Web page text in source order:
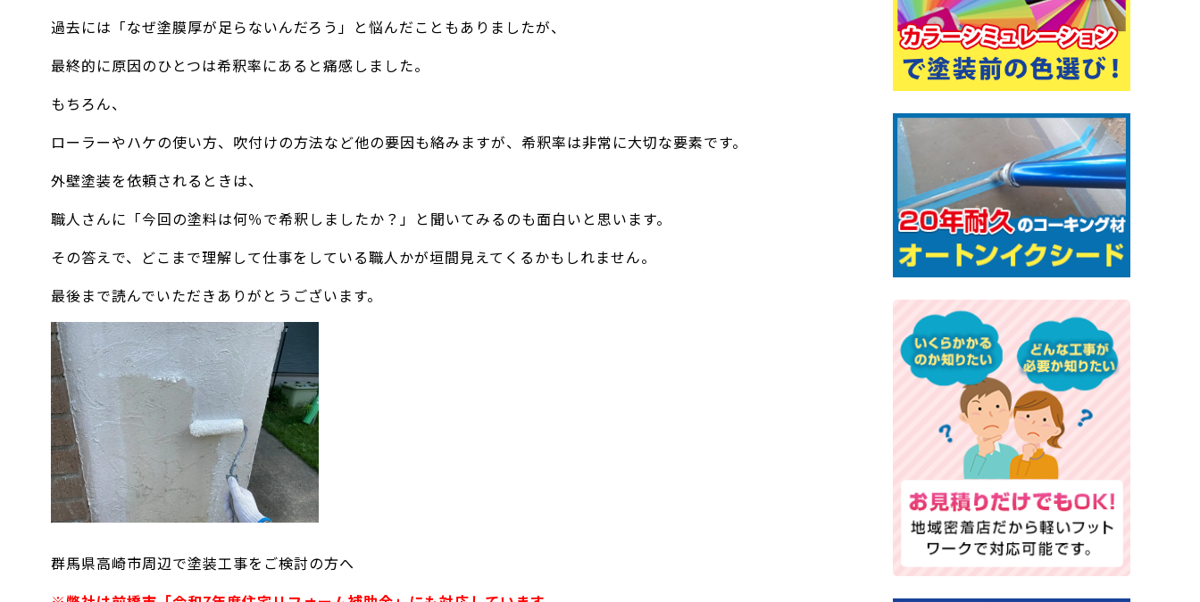
過去には「なぜ塗膜厚が足らないんだろう」と悩んだこともありましたが、
最終的に原因のひとつは希釈率にあると痛感しました。
もちろん、
ローラーやハケの使い方、吹付けの方法など他の要因も絡みますが、希釈率は非常に大切な要素です。
外壁塗装を依頼されるときは、
職人さんに「今回の塗料は何％で希釈しましたか？」と聞いてみるのも面白いと思います。
その答えで、どこまで理解して仕事をしている職人かが垣間見えてくるかもしれません。
最後まで読んでいただきありがとうございます。
群馬県高崎市周辺で塗装工事をご検討の方へ